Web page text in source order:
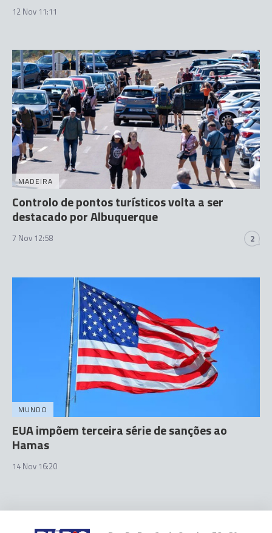
12 Nov 11:11
MADEIRA
Controlo de pontos turísticos volta a ser
destacado por Albuquerque
7 Nov 12:58 2
MUNDO
EUA impõem terceira série de sanções ao
Hamas
14 Nov 16:20